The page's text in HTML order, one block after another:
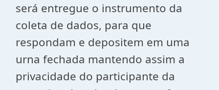
será entregue o instrumento da
coleta de dados, para que
respondam e depositem em uma
urna fechada mantendo assim a
privacidade do participante da